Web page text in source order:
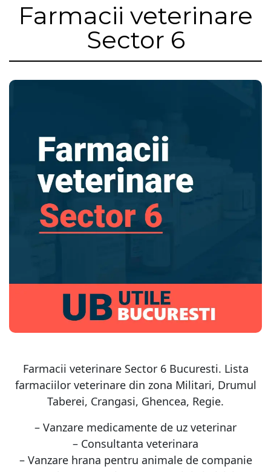
Farmacii veterinare
Sector 6
Farmacii veterinare Sector 6 Bucuresti. Lista
farmaciilor veterinare din zona Militari, Drumul
Taberei, Crangasi, Ghencea, Regie.
– Vanzare medicamente de uz veterinar
– Consultanta veterinara
– Vanzare hrana pentru animale de companie